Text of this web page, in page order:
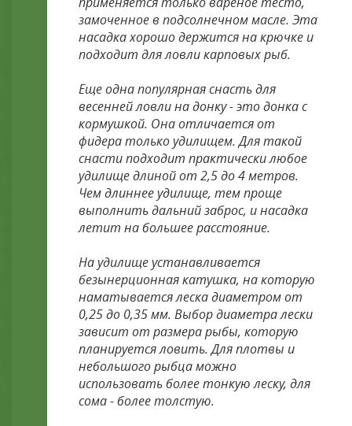
замоченное в подсолнечном масле. Эта
насадка хорошо держится на крючке и
подходит для ловли карповых рыб.
Еще одна популярная снасть для
весенней ловли на донку - это донка с
кормушкой. Она отличается от
фидера только удилищем. Для такой
снасти подходит практически любое
удилище длиной от 2,5 до 4 метров.
Чем длиннее удилище, тем проще
выполнить дальний заброс, и насадка
летит на большее расстояние.
На удилище устанавливается
безынерционная катушка, на которую
наматывается леска диаметром от
0,25 до 0,35 мм. Выбор диаметра лески
зависит от размера рыбы, которую
планируется ловить. Для плотвы и
небольшого рыбца можно
использовать более тонкую леску, для
сома - более толстую.